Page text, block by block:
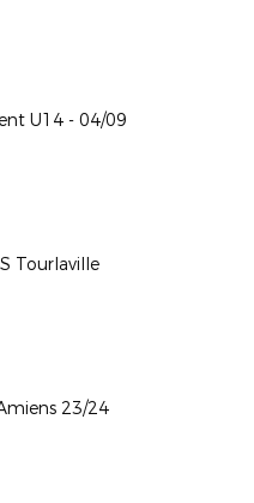
U14 - 04/09
Tourlaville
23/24